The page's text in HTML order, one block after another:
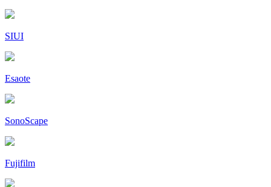
SIUI
Esaote
SonoScape
Fujifilm